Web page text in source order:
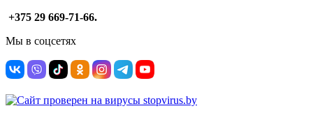
+375 29 669-71-66.
Мы в соцсетях